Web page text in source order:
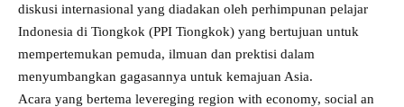
diskusi internasional yang diadakan oleh perhimpunan pelajar
Indonesia di Tiongkok (PPI Tiongkok) yang bertujuan untuk
mempertemukan pemuda, ilmuan dan prektisi dalam
menyumbangkan gagasannya untuk kemajuan Asia.
Acara yang bertema levereging region with economy, social an